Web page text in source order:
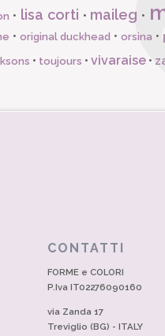
• lisa corti • maileg •
• original duckhead • orsina •
• toujours • vivaraise •
CONTATTI
FORME e COLORI
P.Iva IT02276090160
via Zanda 17
Treviglio (BG) - ITALY